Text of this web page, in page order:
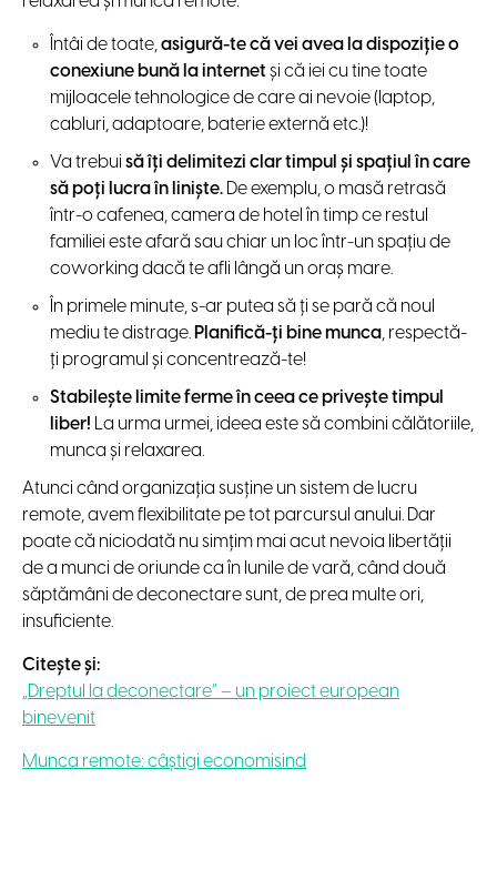
Întâi de toate,asigură-te că vei avea la dispoziţie o
conexiune bună la internet şi că iei cu tine toate
mijloacele tehnologice de care ai nevoie (laptop,
cabluri, adaptoare, baterie externă etc.)!
Va trebui să îţi delimitezi clar timpul şi spaţiul în care
să poţi lucra în linişte. De exemplu, o masă retrasă
într-o cafenea, camera de hotel în timp ce restul
familiei este afară sau chiar un loc într-un spaţiu de
coworking dacă te afli lângă un oraş mare.
În primele minute, s-ar putea să ţi se pară că noul
mediu te distrage. Planifică-ţi bine munca, respectă-
ţi programul şi concentrează-te!
Stabileşte limite ferme în ceea ce priveşte timpul
liber! La urma urmei, ideea este să combini călătoriile,
munca şi relaxarea.
Atunci când organizaţia susţine un sistem de lucru
remote, avem flexibilitate pe tot parcursul anului. Dar
poate că niciodată nu simţim mai acut nevoia libertăţii
de a munci de oriunde ca în lunile de vară, când două
săptămâni de deconectare sunt, de prea multe ori,
insuficiente.
Citește și:
„Dreptul la deconectare” – un proiect european
binevenit
Munca remote: câştigi economisind